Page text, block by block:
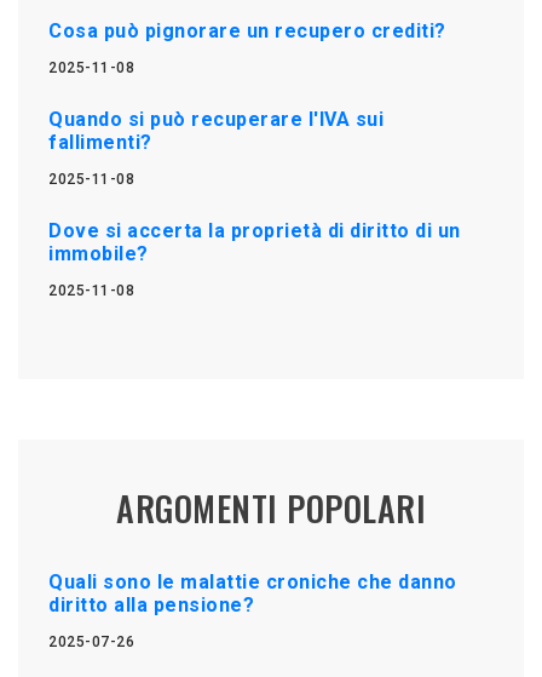
Cosa può pignorare un recupero crediti?
2025-11-08
Quando si può recuperare l'IVA sui
fallimenti?
2025-11-08
Dove si accerta la proprietà di diritto di un
immobile?
2025-11-08
ARGOMENTI POPOLARI
Quali sono le malattie croniche che danno
diritto alla pensione?
2025-07-26